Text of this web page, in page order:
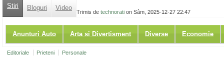
Stiri Bloguri Video
Anunturi Auto Arta si Divertisment Diverse Economie
Trimis de technorati on Sâm, 2025-12-27 22:47
Editoriale Prieteni Personale